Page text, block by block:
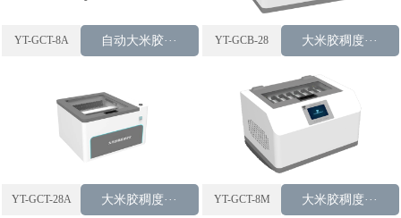
YT-GCT-8A 自动大米胶··· YT-GCB-28 大米胶稠度···
YT-GCT-28A 大米胶稠度··· YT-GCT-8M 大米胶稠度···